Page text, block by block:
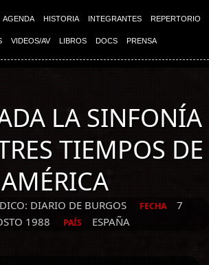
AGENDA HISTORIA INTEGRANTES REPERTORIO
VIDEOS/AV LIBROS DOCS PRENSA
LA SINFONÍA
TIEMPOS DE
AMÉRICA
DIARIO DE BURGOS FECHA
7
1988
PAÍS ESPAÑA